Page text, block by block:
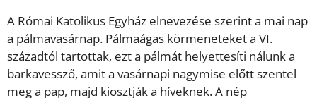
A Római Katolikus Egyház elnevezése szerint a mai nap
a pálmavasárnap. Pálmaágas körmeneteket a VI.
századtól tartottak, ezt a pálmát helyettesíti nálunk a
barkavessző, amit a vasárnapi nagymise előtt szentel
meg a pap, majd kiosztják a híveknek. A nép